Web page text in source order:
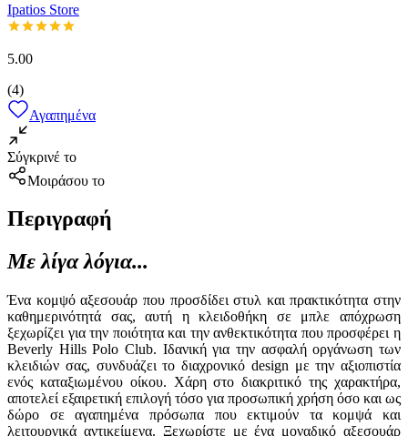
Ipatios Store
5.00
(4)
Αγαπημένα
Σύγκρινέ το
Μοιράσου το
Περιγραφή
Με λίγα λόγια...
Ένα κομψό αξεσουάρ που προσδίδει στυλ και πρακτικότητα στην
καθημερινότητά σας, αυτή η κλειδοθήκη σε μπλε απόχρωση
ξεχωρίζει για την ποιότητα και την ανθεκτικότητα που προσφέρει η
Beverly Hills Polo Club. Ιδανική για την ασφαλή οργάνωση των
κλειδιών σας, συνδυάζει το διαχρονικό design με την αξιοπιστία
ενός καταξιωμένου οίκου. Χάρη στο διακριτικό της χαρακτήρα,
αποτελεί εξαιρετική επιλογή τόσο για προσωπική χρήση όσο και ως
δώρο σε αγαπημένα πρόσωπα που εκτιμούν τα κομψά και
λειτουργικά αντικείμενα. Ξεχωρίστε με ένα μοναδικό αξεσουάρ